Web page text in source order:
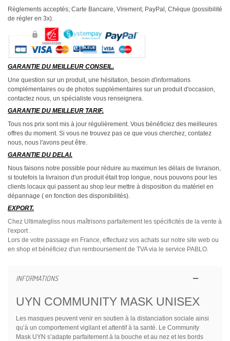
Règlements acceptés; Carte Bancaire, Virement, PayPal, Chèque (possibilité
de régler en 3x).
GARANTIE DU MEILLEUR CONSEIL.
Une question sur un produit, une hésitation, besoin d'informations
complémentaires ou de photos supplémentaires sur un produit d'occasion,
contactez nous, un spécialiste vous renseignera.
GARANTIE DU MEILLEUR TARIF.
Tous nos prix sont mis à jour régulièrement. Vous bénéficiez des meilleures
offres du moment. Si vous ne trouvez pas ce que vous cherchez, contatez
nous, nous l'avons peut être.
GARANTIE DU DELAI.
Nous faisons notre possible pour réduire au maximun les délais de livraison,
si toutefois la livraison d'un produit était trop longue, nous pouvons pour les
clients locaux qui passent au shop leur mettre à disposition du matériel en
dépannage ( en fonction des disponibilités).
EXPORT.
Chez Ultimategliss nous maîtrisons parfaitement les spécificités de la vente à
l'export .
Lors de votre passage en France, effectuez vos achats sur notre site web ou
en shop et bénéficiez d'un remboursement de TVA via le service PABLO.
INFORMATIONS
UYN COMMUNITY MASK UNISEX
Les masques peuvent venir en soutien à la distanciation sociale ainsi
qu’à un comportement vigilant et attentif à la santé. Le Community
Mask UYN s’adapte parfaitement à la bouche et au nez et les bords